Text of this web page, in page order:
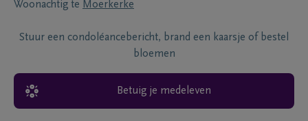
Woonachtig te Moerkerke
Stuur een condoléancebericht, brand een kaarsje of bestel
bloemen
Betuig je medeleven